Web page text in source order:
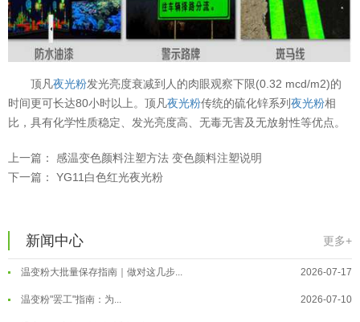
顶凡夜光粉发光亮度衰减到人的肉眼观察下限(0.32 mcd/m2)的
时间更可长达80小时以上。顶凡夜光粉传统的硫化锌系列夜光粉相
比，具有化学性质稳定、发光亮度高、无毒无害及无放射性等优点。
上一篇： 感温变色颜料注塑方法 变色颜料注塑说明
下一篇： YG11白色红光夜光粉
新闻中心 更多+
温变粉可以做防伪标签、温变防伪吗...
温变粉适合做热变还是冷变？
温变粉保质期有多久？开封后如何保... 2026-07-20
温变粉大批量保存指南｜做对这几步... 2026-07-17
温变粉"罢工"指南：为... 2026-07-10